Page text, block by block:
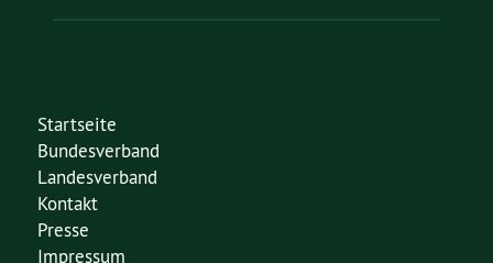
Startseite
Bundesverband
Landesverband
Kontakt
Presse
Impressum